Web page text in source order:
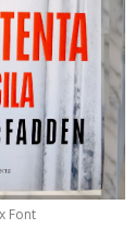
Font